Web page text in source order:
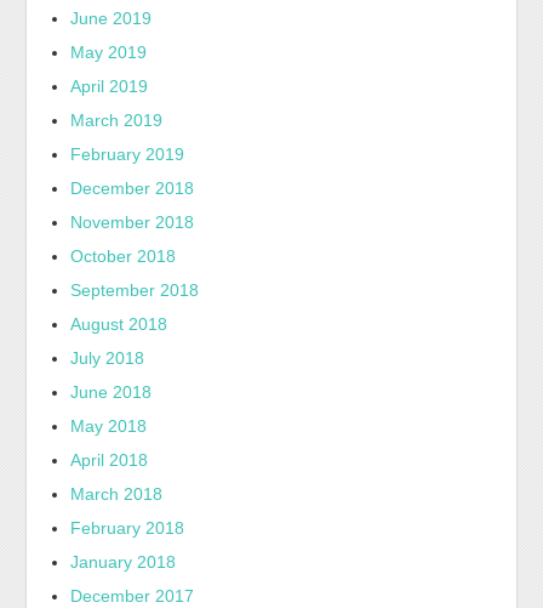
June 2019
May 2019
April 2019
March 2019
February 2019
December 2018
November 2018
October 2018
September 2018
August 2018
July 2018
June 2018
May 2018
April 2018
March 2018
February 2018
January 2018
December 2017